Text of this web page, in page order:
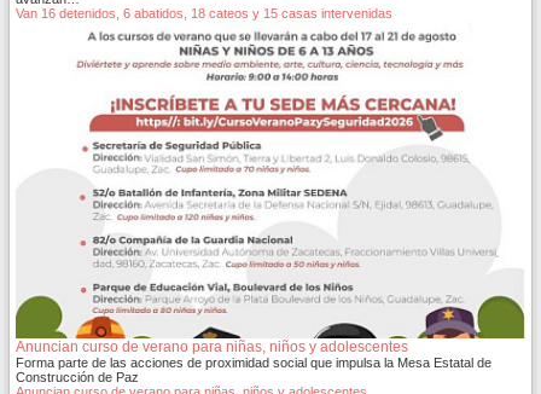
Van 16 detenidos, 6 abatidos, 18 cateos y 15 casas intervenidas
Anuncian curso de verano para niñas, niños y adolescentes
Forma parte de las acciones de proximidad social que impulsa la Mesa Estatal de
Construcción de Paz